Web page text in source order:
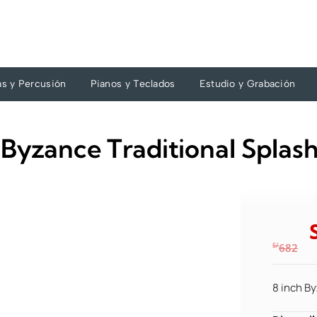
y Percusión Pianos y Teclados Estudio y Grabación
Traditional
S/682
8 inch